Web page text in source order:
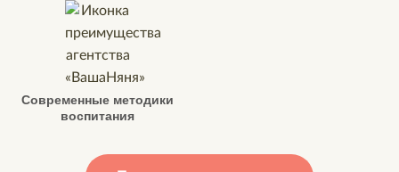
Современные методики
воспитания